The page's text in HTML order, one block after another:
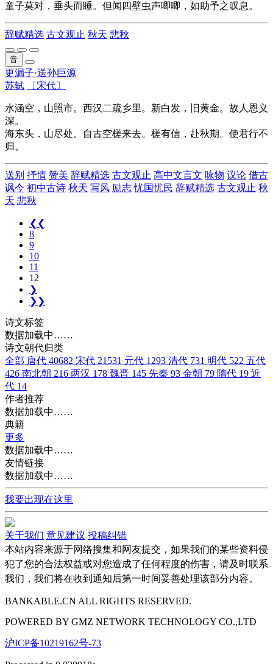
童子莫对，垂头而睡。但闻四壁虫声唧唧，如助予之叹息。
辞赋精选 古文观止 秋天 悲秋
音
更漏子·送孙巨源
苏轼
〔宋代〕
水涵空，山照市。西汉二疏乡里。新白发，旧黄金。故人恩义
深。
海东头，山尽处。自古空槎来去。槎有信，赴秋期。使君行不
归。
送别 抒情 赞美 辞赋精选 古文观止 高中文言文 咏物 议论 借古
讽今 初中古诗 秋天 写风 励志 忧国忧民 辞赋精选 古文观止 秋
天 悲秋
❮❮
8
9
10
11
12
❯
❯❯
诗文标签
数据加载中……
诗文朝代归类
全部 唐代 40682 宋代 21531 元代 1293 清代 731 明代 522 五代
426 南北朝 216 两汉 178 魏晋 145 先秦 93 金朝 79 隋代 19 近
代 14
作者推荐
数据加载中……
典籍
更多
数据加载中……
友情链接
数据加载中……
我要出现在这里
关于我们 意见建议 投稿纠错
本站内容来源于网络搜集和网友提交，如果我们的某些资料侵
犯了您的合法权益或对您造成了任何程度的伤害，请及时联系
我们，我们将在收到通知后第一时间妥善处理该部分内容。
BANKABLE.CN ALL RIGHTS RESERVED.
POWERED BY GMZ NETWORK TECHNOLOGY CO.,LTD
沪ICP备10219162号-73